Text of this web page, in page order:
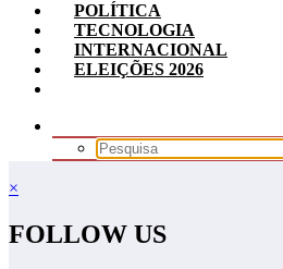
POLÍTICA
TECNOLOGIA
INTERNACIONAL
ELEIÇÕES 2026
×
FOLLOW US